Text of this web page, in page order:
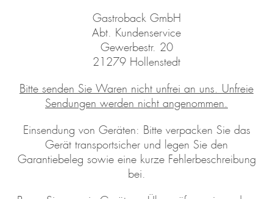
Gastroback GmbH
Abt. Kundenservice
Gewerbestr. 20
21279 Hollenstedt
Bitte senden Sie Waren nicht unfrei an uns. Unfreie
Sendungen werden nicht angenommen.
Einsendung von Geräten: Bitte verpacken Sie das
Gerät transportsicher und legen Sie den
Garantiebeleg sowie eine kurze Fehlerbeschreibung
bei.